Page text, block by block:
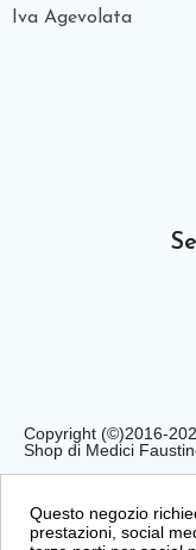
Iva Agevolata
Copyright (©)2016-
Shop di Medici
Questo negozio
prestazioni, social